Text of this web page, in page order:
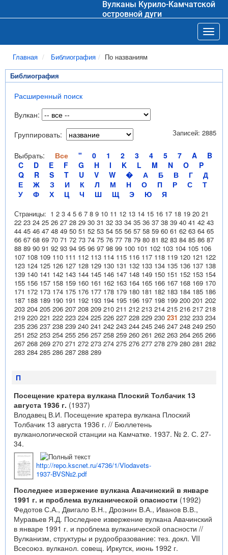
Вулканы Курило-Камчатской
островной дуги
Главная Библиография По названиям
Библиография
Расширенный поиск
Вулкан:
Группировать:
Выбрать: Все " 0 1 2 3 4 5 7 A
B
C
D E F G H I K L M N O
P
Q
R S T U V W � А Б В Г
Д
Е
Ж З И К Л М Н О П Р С
Т
У
Ф Х Ц Ч Ш Щ Э Ю Я
Записей: 2885
Страницы: 1 2 3 4 5 6 7 8 9 10 11 12 13 14 15 16 17 18 19 20 21
22 23 24 25 26 27 28 29 30 31 32 33 34 35 36 37 38 39 40 41 42 43
44 45 46 47 48 49 50 51 52 53 54 55 56 57 58 59 60 61 62 63 64 65
66 67 68 69 70 71 72 73 74 75 76 77 78 79 80 81 82 83 84 85 86 87
88 89 90 91 92 93 94 95 96 97 98 99 100 101 102 103 104 105 106
107 108 109 110 111 112 113 114 115 116 117 118 119 120 121 122
123 124 125 126 127 128 129 130 131 132 133 134 135 136 137 138
139 140 141 142 143 144 145 146 147 148 149 150 151 152 153 154
155 156 157 158 159 160 161 162 163 164 165 166 167 168 169 170
171 172 173 174 175 176 177 178 179 180 181 182 183 184 185 186
187 188 189 190 191 192 193 194 195 196 197 198 199 200 201 202
203 204 205 206 207 208 209 210 211 212 213 214 215 216 217 218
219 220 221 222 223 224 225 226 227 228 229 230 231 232 233 234
235 236 237 238 239 240 241 242 243 244 245 246 247 248 249 250
251 252 253 254 255 256 257 258 259 260 261 262 263 264 265 266
267 268 269 270 271 272 273 274 275 276 277 278 279 280 281 282
283 284 285 286 287 288 289
П
Посещение кратера вулкана Плоский Толбачик 13
августа 1936 г. (1937)
Влодавец В.И. Посещение кратера вулкана Плоский
Толбачик 13 августа 1936 г. // Бюллетень
вулканологической станции на Камчатке. 1937. № 2. С. 27-
34.
http://repo.kscnet.ru/4736/1/Vlodavets-
1937-BVS№2.pdf
Последнее извержение вулкана Авачинский в январе
1991 г. и проблема вулканической опасности (1992)
Федотов С.А., Двигало В.Н., Дрознин В.А., Иванов В.В.,
Муравьев Я.Д. Последнее извержение вулкана Авачинский
в январе 1991 г. и проблема вулканической опасности //
Вулканизм, структуры и рудообразование: тез. докл. VII
Всесоюз. вулканол. совещ. Иркутск, июнь 1992 г.